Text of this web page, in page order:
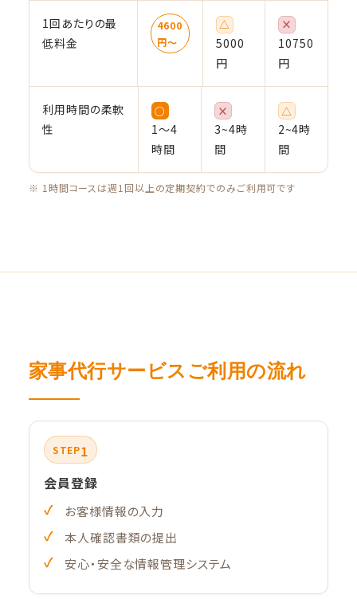
1回あたりの最
低料金
4600
円〜
△
5000
円
×
10750
円
利用時間の柔軟
性
○
1〜4
時間
×
3~4時
間
△
2~4時
間
※ 1時間コースは週1回以上の定期契約でのみご利用可です
家事代行サービスご利用の流れ
STEP1
会員登録
お客様情報の入力
本人確認書類の提出
安心・安全な情報管理システム